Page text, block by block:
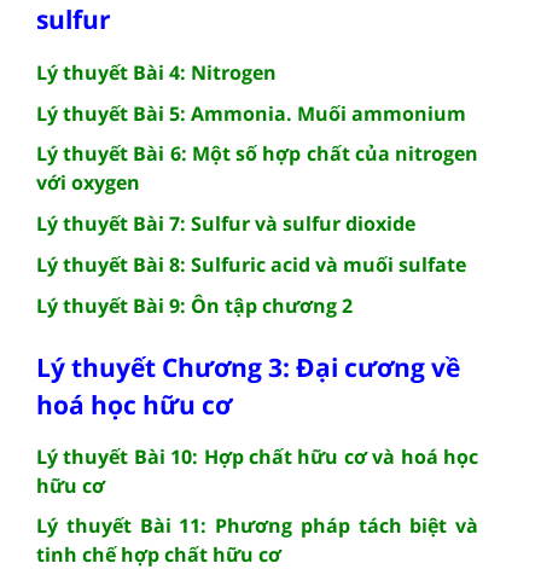
sulfur
Lý thuyết Bài 4: Nitrogen
Lý thuyết Bài 5: Ammonia. Muối ammonium
Lý thuyết Bài 6: Một số hợp chất của nitrogen
với oxygen
Lý thuyết Bài 7: Sulfur và sulfur dioxide
Lý thuyết Bài 8: Sulfuric acid và muối sulfate
Lý thuyết Bài 9: Ôn tập chương 2
Lý thuyết Chương 3: Đại cương về
hoá học hữu cơ
Lý thuyết Bài 10: Hợp chất hữu cơ và hoá học
hữu cơ
Lý thuyết Bài 11: Phương pháp tách biệt và
tinh chế hợp chất hữu cơ